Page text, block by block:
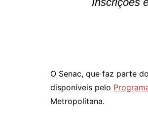
O Senac, que faz parte
disponíveis pelo
Metropolitana.